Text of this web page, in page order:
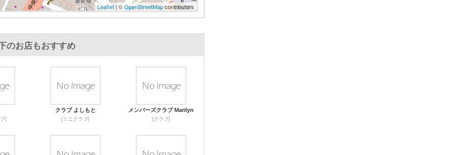
Leaflet | ©OpenStreetMapcontributors
のお店もおすすめ
]
クラブ よしもと
[ミニクラブ]
メンバーズクラブ Marilyn
[クラブ]